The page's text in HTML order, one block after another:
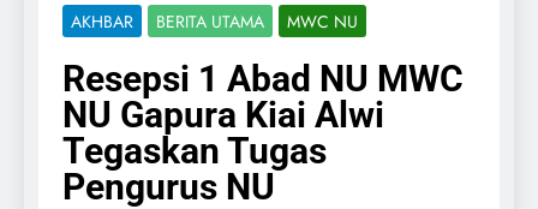
AKHBAR BERITA UTAMA MWC NU
Resepsi 1 Abad NU MWC
NU Gapura Kiai Alwi
Tegaskan Tugas
Pengurus NU